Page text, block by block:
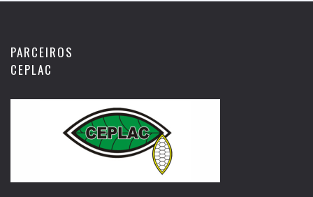
PARCEIROS
CEPLAC